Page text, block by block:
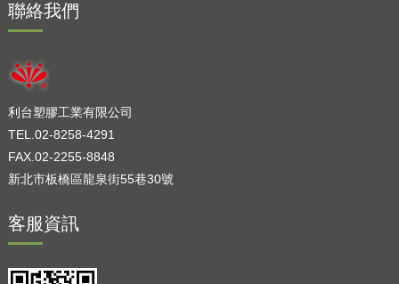
聯絡我們
利台塑膠工業有限公司
TEL.02-8258-4291
FAX.02-2255-8848
新北市板橋區龍泉街55巷30號
客服資訊